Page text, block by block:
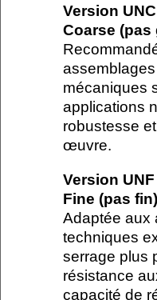
Version
Coarse (pas
mécaniques
applications
robustesse
œuvre.
Version
Fine (pas fin)
Adaptée aux
techniques
serrage plus
résistance
capacité de